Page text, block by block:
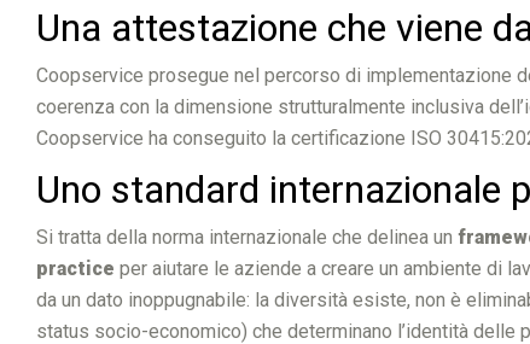
Una attestazione che viene
Coopservice prosegue nel percorso di implementazione
coerenza con la dimensione strutturalmente inclusiva
Coopservice ha conseguito la certificazione ISO
Uno standard internazionale
Si tratta della norma internazionale che delinea un
practice per aiutare le aziende a creare un ambiente di
da un dato inoppugnabile: la diversità esiste, non è
status socio-economico) che determinano l’identità delle